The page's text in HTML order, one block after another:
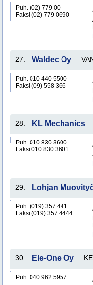
Puh. (02) 779 00
Faksi (02) 779 0690
27. Waldec Oy
Puh. 010 440 5500
Faksi (09) 558 366
28. KL Mechanics
Puh. 010 830 3600
Faksi 010 830 3601
29. Lohjan
Puh. (019) 357 441
Faksi (019) 357 4444
30. Ele-One Oy
Puh. 040 962 5957